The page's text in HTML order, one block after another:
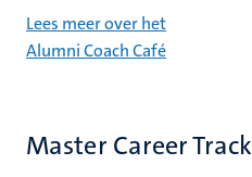
Lees meer over het
Alumni Coach Café
Master Career Track